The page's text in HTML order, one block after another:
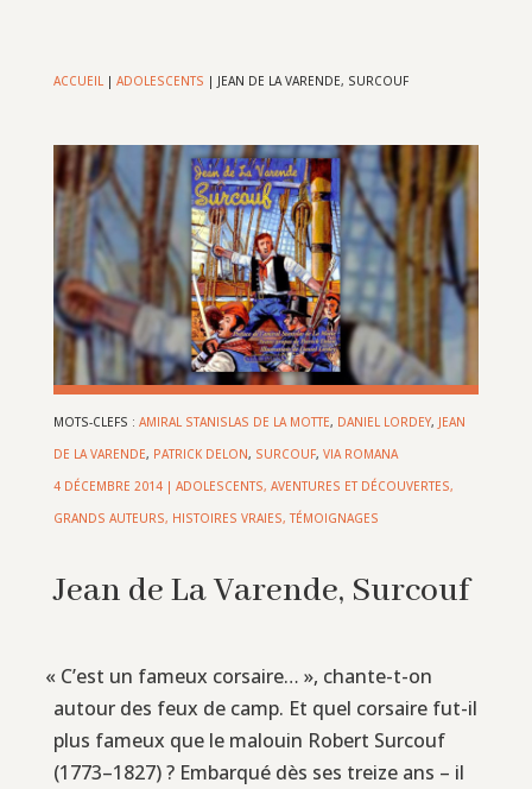
ACCUEIL| ADOLESCENTS | JEAN DE LA VARENDE, SURCOUF
MOTS-CLEFS : AMIRAL STANISLAS DE LA MOTTE, DANIEL LORDEY, JEAN
DE LA VARENDE, PATRICK DELON, SURCOUF, VIA ROMANA
4 DÉCEMBRE 2014| ADOLESCENTS, AVENTURES ET DÉCOUVERTES,
GRANDS AUTEURS, HISTOIRES VRAIES, TÉMOIGNAGES
Jean de La Varende, Surcouf
« C’est un fameux corsaire… », chante-t-on
autour des feux de camp. Et quel corsaire fut-il
plus fameux que le malouin Robert Surcouf
(1773–1827) ? Embarqué dès ses treize ans – il